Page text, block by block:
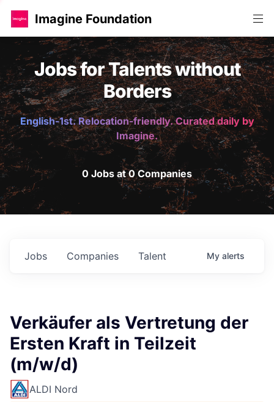
Imagine Foundation
Jobs for Talents without
Borders
English-1st. Relocation-friendly. Curated daily by
Imagine.
0 Jobs at 0 Companies
Jobs Companies Talent My alerts
Verkäufer als Vertretung der
Ersten Kraft in Teilzeit
(m/w/d)
ALDI Nord